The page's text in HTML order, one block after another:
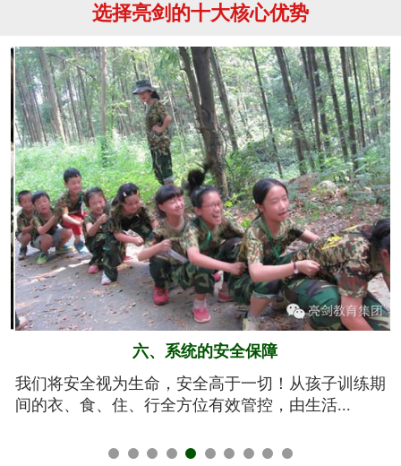
选择亮剑的十大核心优势
五、规范的军训基地
亮剑军事夏令营的训练基地训练设施设备齐全，军事
氛围浓厚，后勤保障完善，管理规范安全，纪...